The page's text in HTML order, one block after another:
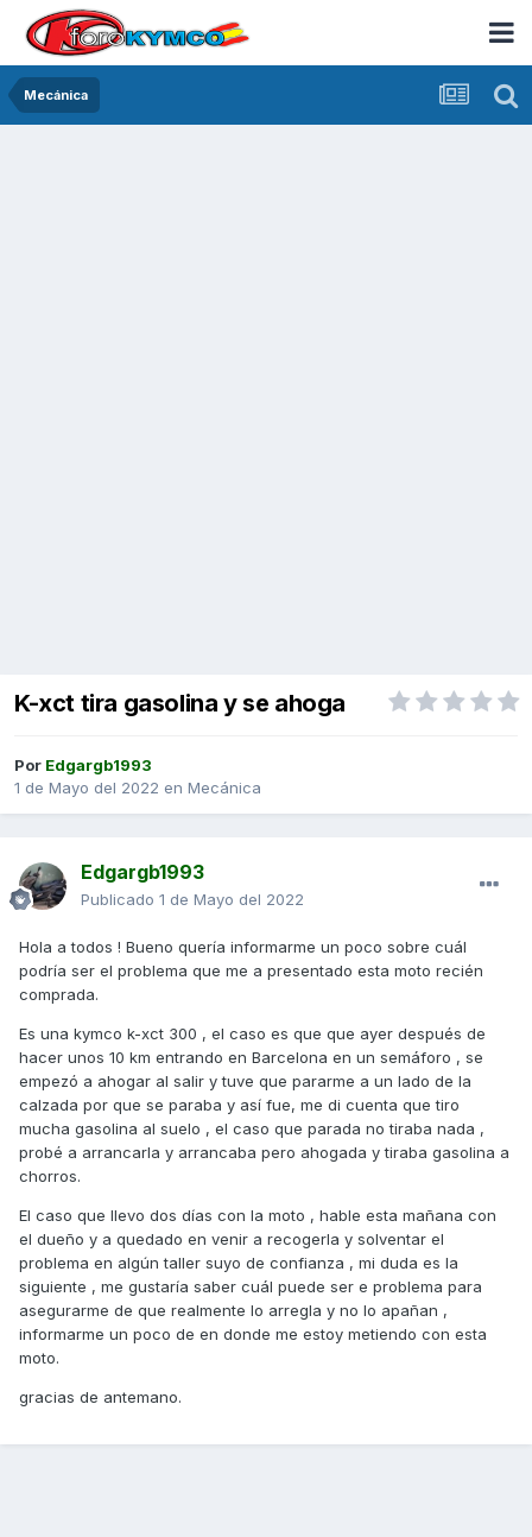
Mecánica
K-xct tira gasolina y se ahoga
Por Edgargb1993
1 de Mayo del 2022 en Mecánica
Edgargb1993
Publicado 1 de Mayo del 2022
Hola a todos ! Bueno quería informarme un poco sobre cuál
podría ser el problema que me a presentado esta moto recién
comprada.
Es una kymco k-xct 300 , el caso es que que ayer después de
hacer unos 10 km entrando en Barcelona en un semáforo , se
empezó a ahogar al salir y tuve que pararme a un lado de la
calzada por que se paraba y así fue, me di cuenta que tiro
mucha gasolina al suelo , el caso que parada no tiraba nada ,
probé a arrancarla y arrancaba pero ahogada y tiraba gasolina a
chorros.
El caso que llevo dos días con la moto , hable esta mañana con
el dueño y a quedado en venir a recogerla y solventar el
problema en algún taller suyo de confianza , mi duda es la
siguiente , me gustaría saber cuál puede ser e problema para
asegurarme de que realmente lo arregla y no lo apañan ,
informarme un poco de en donde me estoy metiendo con esta
moto.
gracias de antemano.